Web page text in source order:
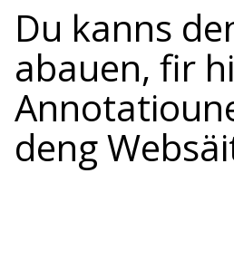
Du kanns
abauen, fir
deng